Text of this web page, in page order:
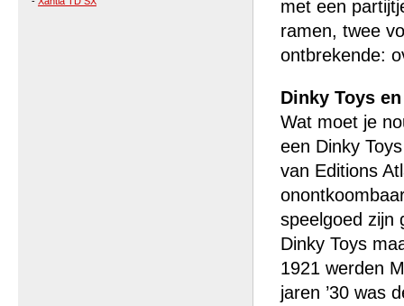
met een
ramen, twee
ontbrekende:
Dinky Toys
Wat moet je
een Dinky
van Editions
speelgoed zijn
Dinky Toys
1921 werden
jaren ’30 was